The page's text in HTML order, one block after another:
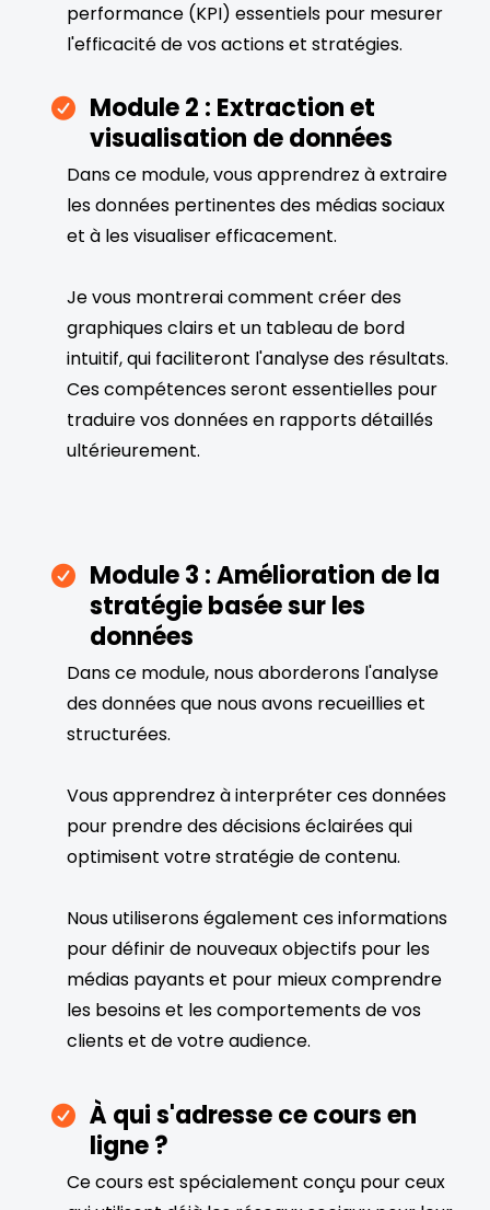
performance (KPI) essentiels pour mesurer
l'efficacité de vos actions et stratégies.
Module 2 : Extraction et
visualisation de données
Dans ce module, vous apprendrez à extraire
les données pertinentes des médias sociaux
et à les visualiser efficacement.
Je vous montrerai comment créer des
graphiques clairs et un tableau de bord
intuitif, qui faciliteront l'analyse des résultats.
Ces compétences seront essentielles pour
traduire vos données en rapports détaillés
ultérieurement.
Module 3 : Amélioration de la
stratégie basée sur les
données
Dans ce module, nous aborderons l'analyse
des données que nous avons recueillies et
structurées.
Vous apprendrez à interpréter ces données
pour prendre des décisions éclairées qui
optimisent votre stratégie de contenu.
Nous utiliserons également ces informations
pour définir de nouveaux objectifs pour les
médias payants et pour mieux comprendre
les besoins et les comportements de vos
clients et de votre audience.
À qui s'adresse ce cours en
ligne ?
Ce cours est spécialement conçu pour ceux